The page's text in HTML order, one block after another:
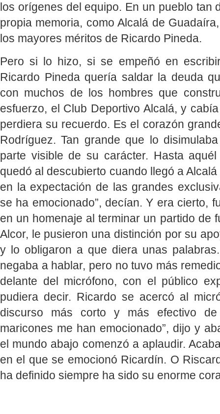
los orígenes del equipo. En un pueblo tan
propia memoria, como Alcalá de
los mayores méritos de Ricardo Pineda.
Pero si lo hizo, si se empeñó en
Ricardo Pineda quería saldar la deuda
con muchos de los hombres que
esfuerzo, el Club Deportivo Alcalá, y
perdiera su recuerdo. Es el corazón
Rodríguez. Tan grande que lo
parte visible de su carácter. Hasta
quedó al descubierto cuando llegó a
en la expectación de las grandes
se ha emocionado”, decían. Y era cierto,
en un homenaje al terminar un partido de
Alcor, le pusieron una distinción por su
y lo obligaron a que diera unas
negaba a hablar, pero no tuvo más
delante del micrófono, con el público
pudiera decir. Ricardo se acercó al
discurso más corto y más efectivo de
maricones me han emocionado”, dijo y
el mundo abajo comenzó a aplaudir.
en el que se emocionó Ricardín. O
ha definido siempre ha sido su enorme